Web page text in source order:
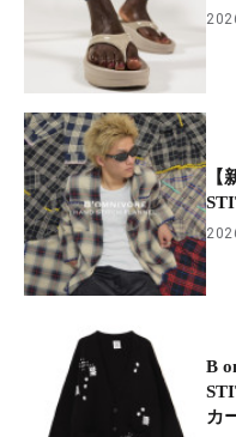
B
カ